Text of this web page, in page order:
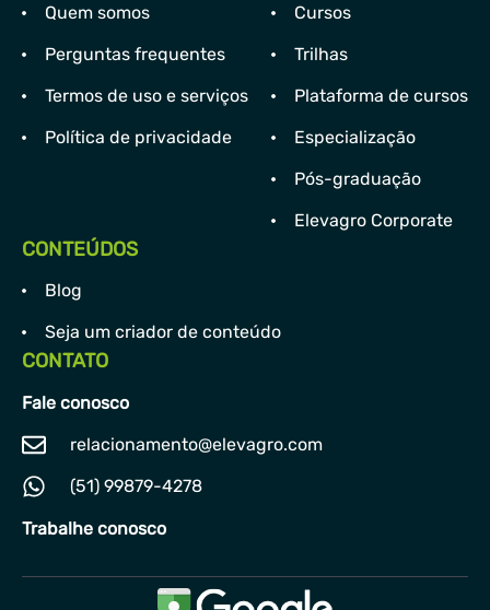
Quem somos
Perguntas frequentes
Termos de uso e serviços
Política de privacidade
Cursos
Trilhas
Plataforma de cursos
Especialização
Pós-graduação
Elevagro Corporate
CONTEÚDOS
Blog
Seja um criador de conteúdo
CONTATO
Fale conosco
relacionamento@elevagro.com
(51) 99879-4278
Trabalhe conosco